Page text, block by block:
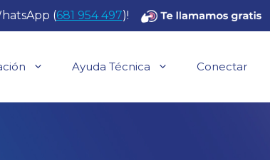
(681 954 497)!
Ayuda Técnica Conectar